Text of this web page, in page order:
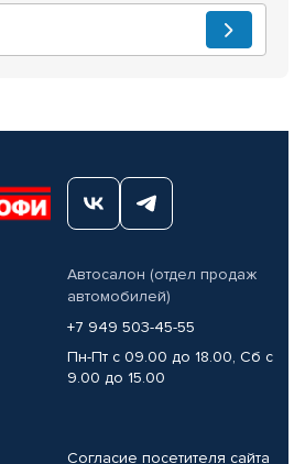
Автосалон (отдел продаж
автомобилей)
+7 949 503-45-55
Пн-Пт с 09.00 до 18.00, Сб с
9.00 до 15.00
Согласие посетителя сайта